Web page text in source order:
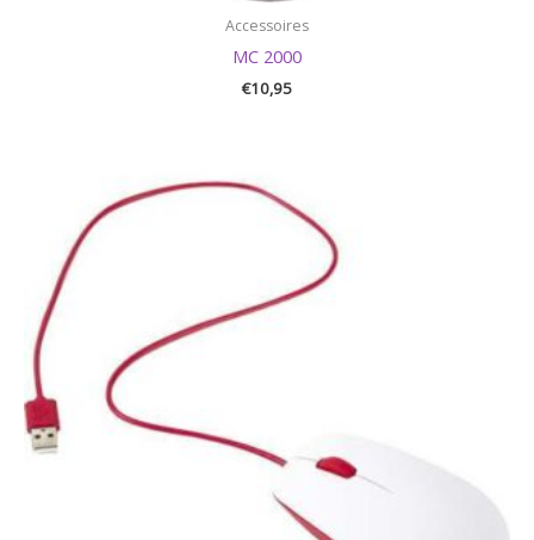
Accessoires
MC 2000
€10,95